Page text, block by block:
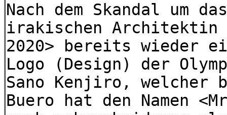
Nach dem Skandal um
irakischen Architektin
2020> bereits wieder
Logo (Design) der
Sano Kenjiro, welcher
Buero hat den Namen